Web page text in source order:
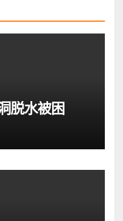
脱水被困